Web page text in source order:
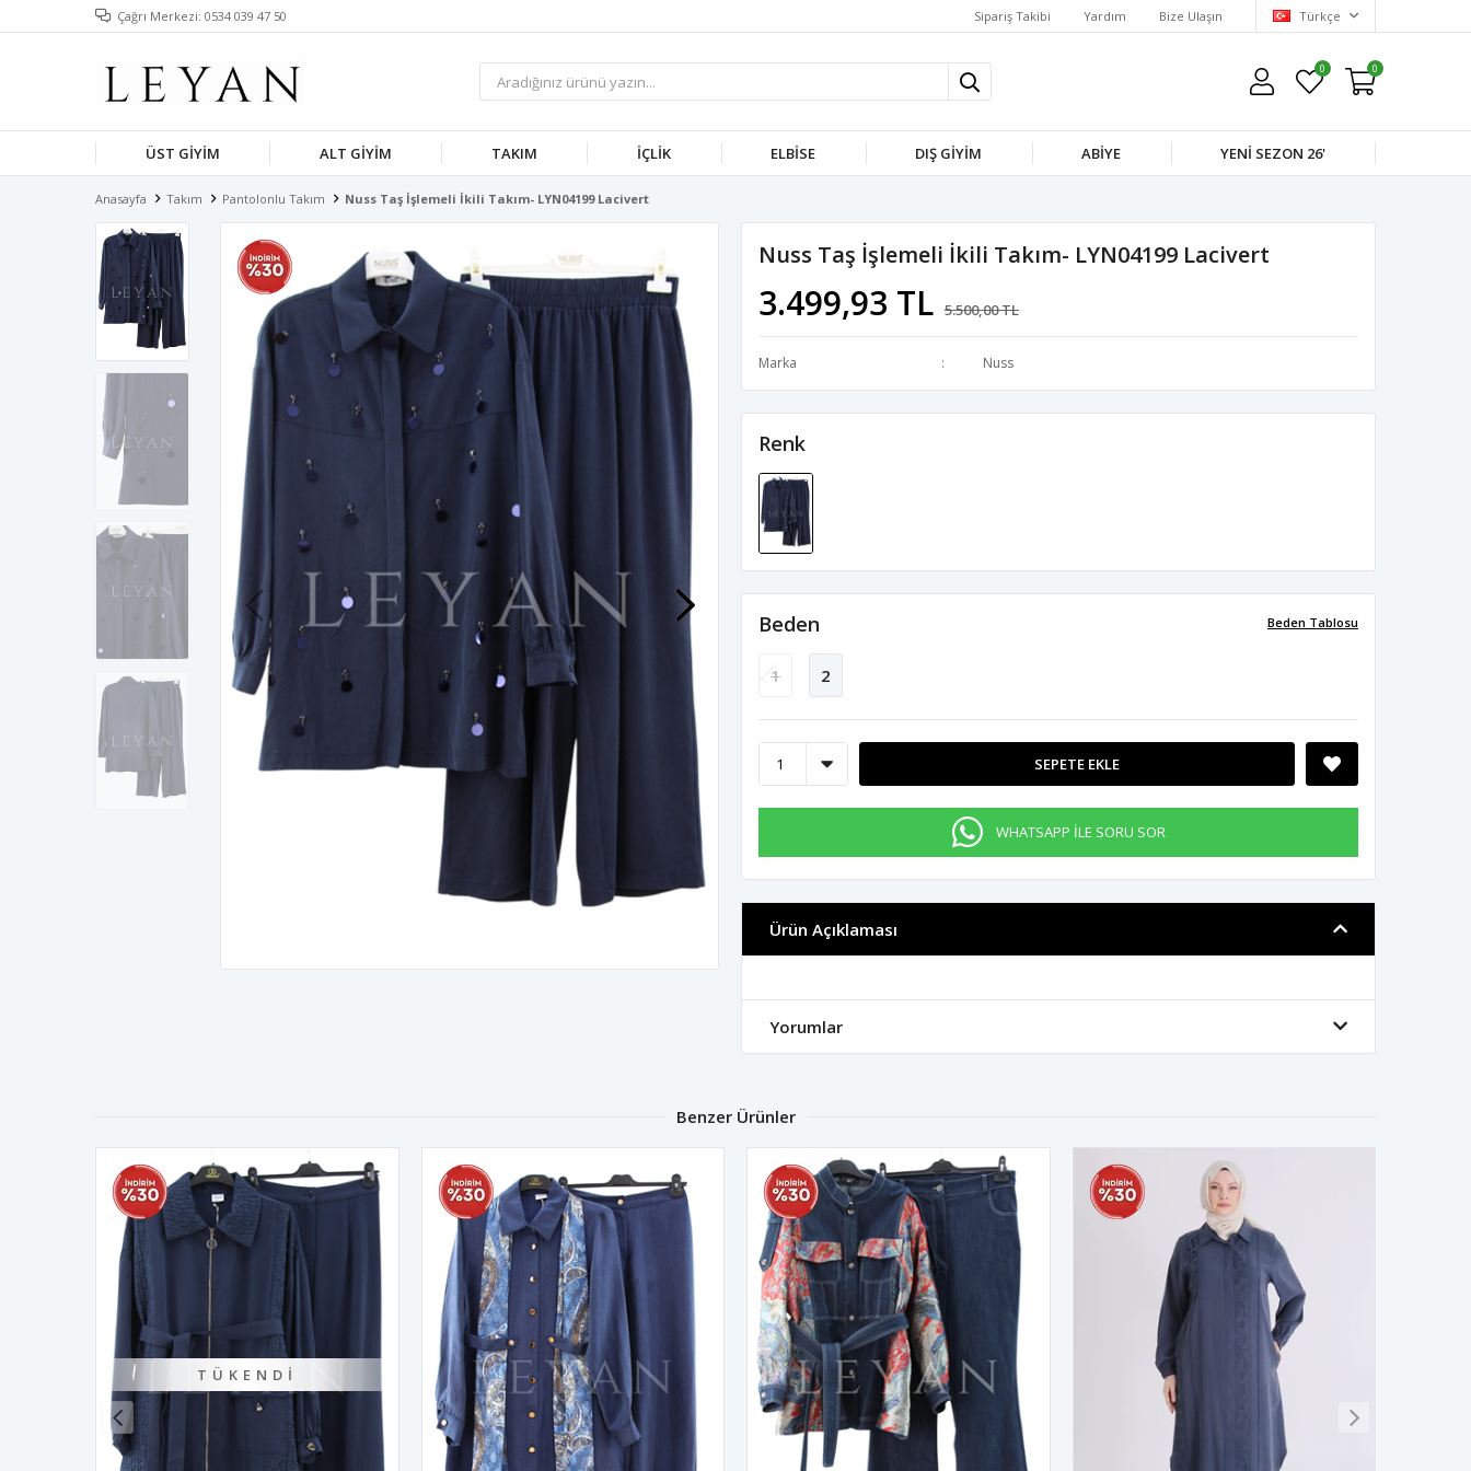
Çağrı Merkezi: 0534 039 47 50 Sipariş Takibi Yardım Bize Ulaşın Türkçe
0 0
ÜST GIYIM ALT GIYIM TAKIM İÇLIK ELBISE DIŞ GIYIM ABIYE YENI SEZON 26'
Anasayfa Takım Pantolonlu Takım Nuss Taş İşlemeli İkili Takım- LYN04199 Lacivert
Nuss Taş İşlemeli İkili Takım- LYN04199 Lacivert
3.499,93 TL 5.500,00 TL
Marka Nuss
Renk
Beden Tablosu
Beden
1 2
SEPETE EKLE
WHATSAPP İLE SORU SOR
Ürün Açıklaması
Yorumlar
Benzer Ürünler
TÜKENDI